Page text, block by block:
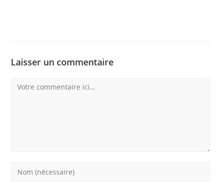
Laisser un commentaire
Comment
Enter